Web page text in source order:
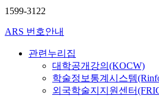
1599-3122
ARS 번호안내
관련누리집
대학공개강의(KOCW)
학술정보통계시스템
외국학술지지원센터